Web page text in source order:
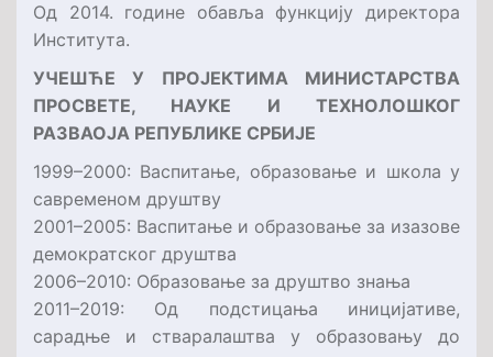
Од 2014. године обавља функцију директора
Института.
УЧЕШЋЕ У ПРОЈЕКТИМА МИНИСТАРСТВА
ПРОСВЕТЕ, НАУКЕ И ТЕХНОЛОШКОГ
РАЗВАОЈА РЕПУБЛИКЕ СРБИЈЕ
1999–2000: Васпитање, образовање и школа у
савременом друштву
2001–2005: Васпитање и образовање за изазове
демократског друштва
2006–2010: Образовање за друштво знања
2011–2019: Од подстицања иницијативе,
сарадње и стваралаштва у образовању до